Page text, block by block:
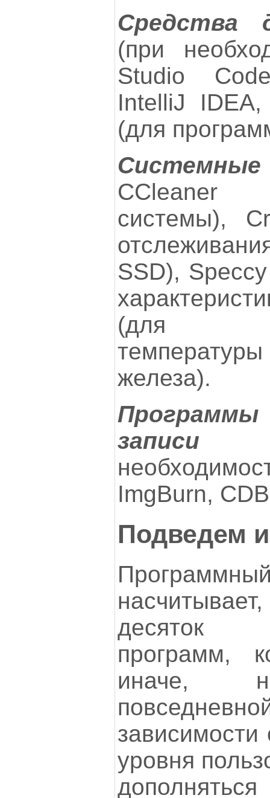
Средства
(при
Studio
IntelliJ
(для
CCleaner
системы),
SSD),
(для
железа).
Программы
записи
ImgBurn,
Подведем
десяток
программ,
иначе,
зависимости
уровня